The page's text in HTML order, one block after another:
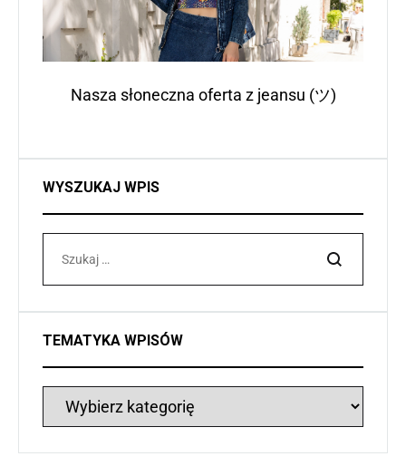
Nasza słoneczna oferta z jeansu (ツ)
WYSZUKAJ WPIS
Szukaj
TEMATYKA WPISÓW
Tematyka
wpisów